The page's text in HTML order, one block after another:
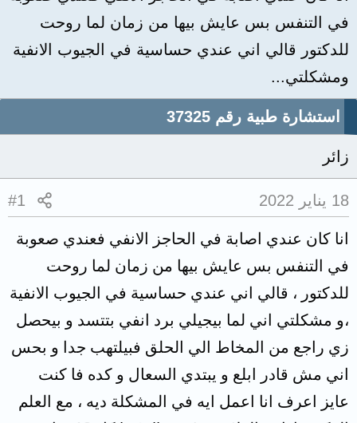
في التنفس بس عايش بيها من زمان لما روحت
للدكتور قالي اني عندي حساسية في الجيوب الانفية
ومشكلتي...
استشارة طبية رقم 37325
زائر
18 يناير 2022 #1
انا كان عندي اصابة في الحاجز الانفي فعندي صعوبة
في التنفس بس عايش بيها من زمان لما روحت
للدكتور ، قالي اني عندي حساسية في الجيوب الانفية
،و مشكلتي اني لما بيجيلي برد انفي بتتسد و بيحصل
زي راجع من المخاط الي الحلق فبيلتهب جدا و بحس
اني مش قادر ابلع و يبتدي السعال و كده فا كنت
عايز اعرف انا اعمل ايه في المشكلة ديه ، مع العلم